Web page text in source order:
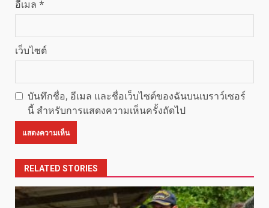
อีเมล *
เว็บไซต์
บันทึกชื่อ, อีเมล และชื่อเว็บไซต์ของฉันบนเบราว์เซอร์
นี้ สำหรับการแสดงความเห็นครั้งถัดไป
RELATED STORIES